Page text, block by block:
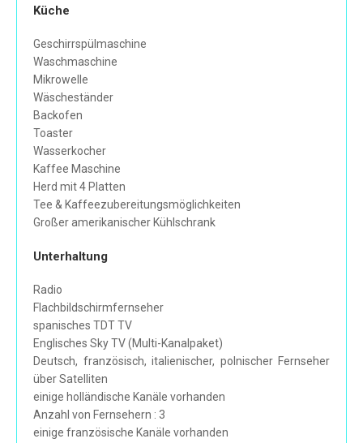
Küche
Geschirrspülmaschine
Waschmaschine
Mikrowelle
Wäscheständer
Backofen
Toaster
Wasserkocher
Kaffee Maschine
Herd mit 4 Platten
Tee & Kaffeezubereitungsmöglichkeiten
Großer amerikanischer Kühlschrank
Unterhaltung
Radio
Flachbildschirmfernseher
spanisches TDT TV
Englisches Sky TV (Multi-Kanalpaket)
Deutsch, französisch, italienischer, polnischer Fernseher
über Satelliten
einige holländische Kanäle vorhanden
Anzahl von Fernsehern : 3
einige französische Kanäle vorhanden